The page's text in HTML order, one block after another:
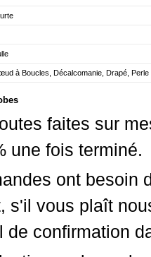
à Boucles, Décalcomanie, Drapé, Perle
faites sur
une fois terminé.
ont besoin
s'il vous plaît
de confirmation